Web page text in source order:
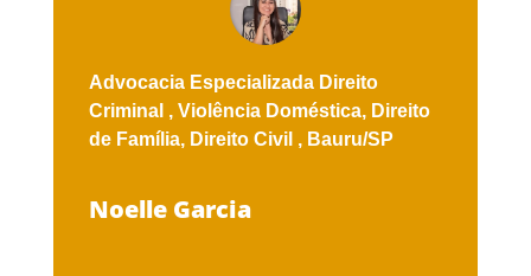
Advocacia Especializada Direito
Criminal , Violência Doméstica, Direito
de Família, Direito Civil , Bauru/SP
Noelle Garcia